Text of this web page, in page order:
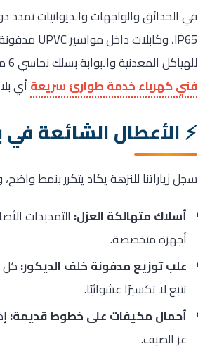
للهياكل المعدنية والبوابة بسلك نحاسي 6 مم². ونستخدم كشافات LED بقدرات 30 و50 و100 واط مع مؤقت أو حساس ضوئي، ويتولى
فني كهرباء خدمة طوارئ سريعةأي
الأعطال الشائعة في
سجل زياراتنا للنزهة يكاد يتكرر بنمط
أسلاك متهالكة العزل: التمديدات
أجهزة متخصصة.
علب توزيع مدفونة خلف الديكور: كل
تتبع لا تكسيرًا عشوائيًا.
أحمال مكيفات على خطوط قديمة:
عز الصيف.